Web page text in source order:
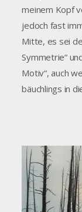
meinem Kopf
jedoch fast
Mitte, es sei
Symmetrie“
Motiv“, auch
bäuchlings in